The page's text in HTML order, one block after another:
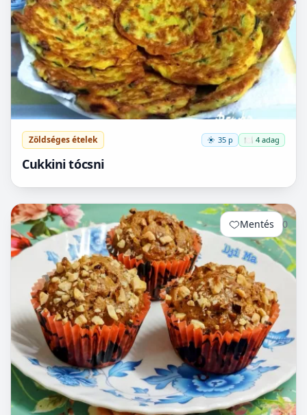
Zöldséges ételek 35 p 🍽️ 4 adag
Cukkini tócsni
Mentés 0